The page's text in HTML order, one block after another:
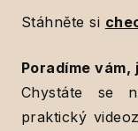
Stáhněte si
Poradíme vám,
Chystáte se
praktický